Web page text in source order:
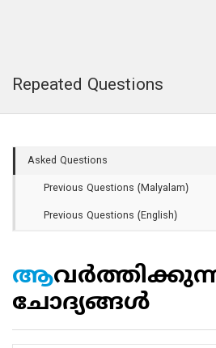
Repeated Questions
Asked Questions
Previous Questions (Malyalam)
Previous Questions (English)
ആവർത്തിക്കുന്ന
ചോദ്യങ്ങൾ